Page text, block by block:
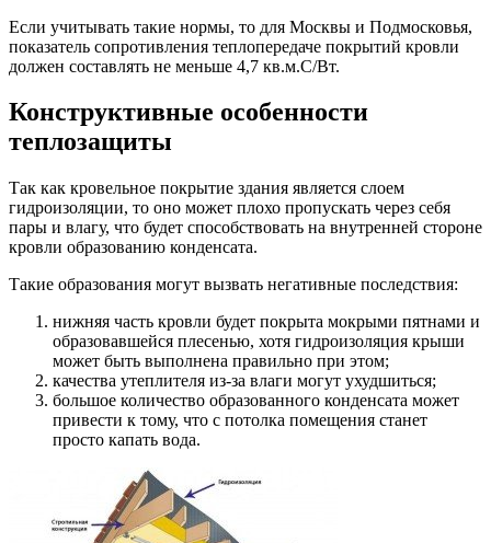
Если учитывать такие нормы, то для Москвы и Подмосковья,
показатель сопротивления теплопередаче покрытий кровли
должен составлять не меньше 4,7 кв.м.С/Вт.
Конструктивные особенности
теплозащиты
Так как кровельное покрытие здания является слоем
гидроизоляции, то оно может плохо пропускать через себя
пары и влагу, что будет способствовать на внутренней стороне
кровли образованию конденсата.
Такие образования могут вызвать негативные последствия:
нижняя часть кровли будет покрыта мокрыми пятнами и
образовавшейся плесенью, хотя гидроизоляция крыши
может быть выполнена правильно при этом;
качества утеплителя из-за влаги могут ухудшиться;
большое количество образованного конденсата может
привести к тому, что с потолка помещения станет
просто капать вода.